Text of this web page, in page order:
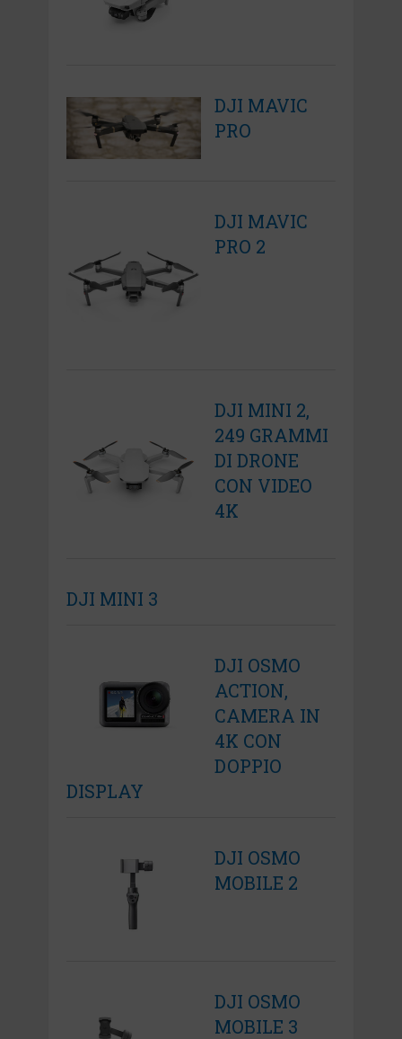
DJI MAVIC
PRO
DJI MAVIC
PRO 2
DJI MINI 2,
249 GRAMMI
DI DRONE
CON VIDEO
4K
DJI MINI 3
DJI OSMO
ACTION,
CAMERA IN
4K CON
DOPPIO
DISPLAY
DJI OSMO
MOBILE 2
DJI OSMO
MOBILE 3